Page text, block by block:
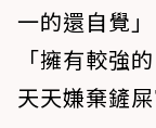
一的還自覺
「擁有較強
天天嫌棄鏟